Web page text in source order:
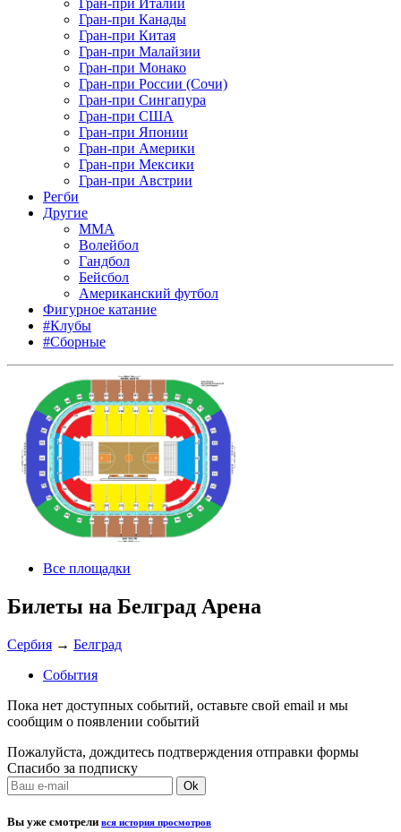
Гран-при Италии
Гран-при Канады
Гран-при Китая
Гран-при Малайзии
Гран-при Монако
Гран-при России (Сочи)
Гран-при Сингапура
Гран-при США
Гран-при Японии
Гран-при Америки
Гран-при Мексики
Гран-при Австрии
Регби
Другие
MMA
Волейбол
Гандбол
Бейсбол
Американский футбол
Фигурное катание
#Клубы
#Сборные
Все площадки
Билеты на Белград Арена
Сербия → Белград
События
Пока нет доступных событий, оставьте свой email и мы
сообщим о появлении событий
Пожалуйста, дождитесь подтверждения отправки формы
Спасибо за подписку
Вы уже смотрели вся история просмотров